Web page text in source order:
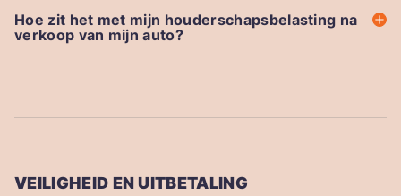
Hoe zit het met mijn houderschapsbelasting na
verkoop van mijn auto?
VEILIGHEID EN UITBETALING